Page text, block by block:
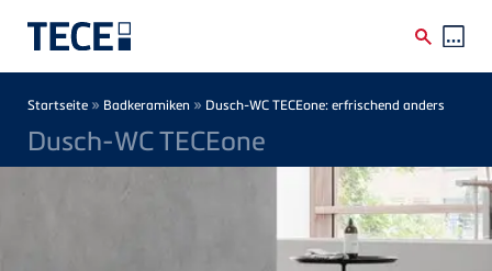
Breadcrumb
Startseite » Badkeramiken » Dusch-WC TECEone: erfrischend anders
Dusch-WC TECEone